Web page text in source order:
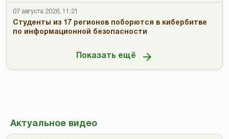
07 августа 2026, 11:21
Студенты из 17 регионов поборются в кибербитве
по информационной безопасности
Показать ещё
Актуальное видео